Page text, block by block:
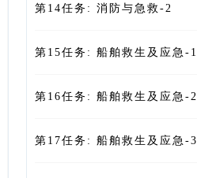
第14任务: 消防与急救-2
第15任务: 船舶救生及应急-1
第16任务: 船舶救生及应急-2
第17任务: 船舶救生及应急-3